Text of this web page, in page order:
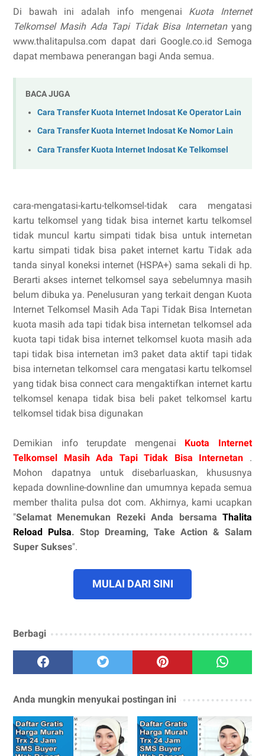
Di bawah ini adalah info mengenai Kuota Internet
Telkomsel Masih Ada Tapi Tidak Bisa Internetan yang
www.thalitapulsa.com dapat dari Google.co.id Semoga
dapat membawa penerangan bagi Anda semua.
BACA JUGA
Cara Transfer Kuota Internet Indosat Ke Operator Lain
Cara Transfer Kuota Internet Indosat Ke Nomor Lain
Cara Transfer Kuota Internet Indosat Ke Telkomsel
cara-mengatasi-kartu-telkomsel-tidak cara mengatasi
kartu telkomsel yang tidak bisa internet kartu telkomsel
tidak muncul kartu simpati tidak bisa untuk internetan
kartu simpati tidak bisa paket internet kartu Tidak ada
tanda sinyal koneksi internet (HSPA+) sama sekali di hp.
Berarti akses internet telkomsel saya sebelumnya masih
belum dibuka ya. Penelusuran yang terkait dengan Kuota
Internet Telkomsel Masih Ada Tapi Tidak Bisa Internetan
kuota masih ada tapi tidak bisa internetan telkomsel ada
kuota tapi tidak bisa internet telkomsel kuota masih ada
tapi tidak bisa internetan im3 paket data aktif tapi tidak
bisa internetan telkomsel cara mengatasi kartu telkomsel
yang tidak bisa connect cara mengaktifkan internet kartu
telkomsel kenapa tidak bisa beli paket telkomsel kartu
telkomsel tidak bisa digunakan
Demikian info terupdate mengenai Kuota Internet
Telkomsel Masih Ada Tapi Tidak Bisa Internetan .
Mohon dapatnya untuk disebarluaskan, khususnya
kepada downline-downline dan umumnya kepada semua
member thalita pulsa dot com. Akhirnya, kami ucapkan
"Selamat Menemukan Rezeki Anda bersama Thalita
Reload Pulsa. Stop Dreaming, Take Action & Salam
Super Sukses".
MULAI DARI SINI
Berbagi
Anda mungkin menyukai postingan ini